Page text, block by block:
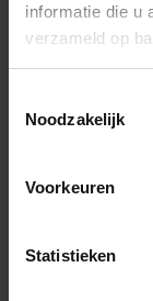
informatie die u
verzameld op
Noodzakelijk
Voorkeuren
Statistieken
GEBR.
Voorraad: 20
Prijs per 1 Stuk